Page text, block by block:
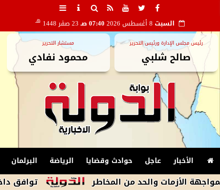
السبت 07:40 صـ 23 صفر 1448 هـ
رئيس مجلس الإدارة ورئيس التحرير
صالح شلبي
مستشار التحرير
محمود نفادي
الأخبار عاجل حوادث وقضايا الرياضة البرلمان
توافق داخل وفد الأزمات والحد من المخاطر